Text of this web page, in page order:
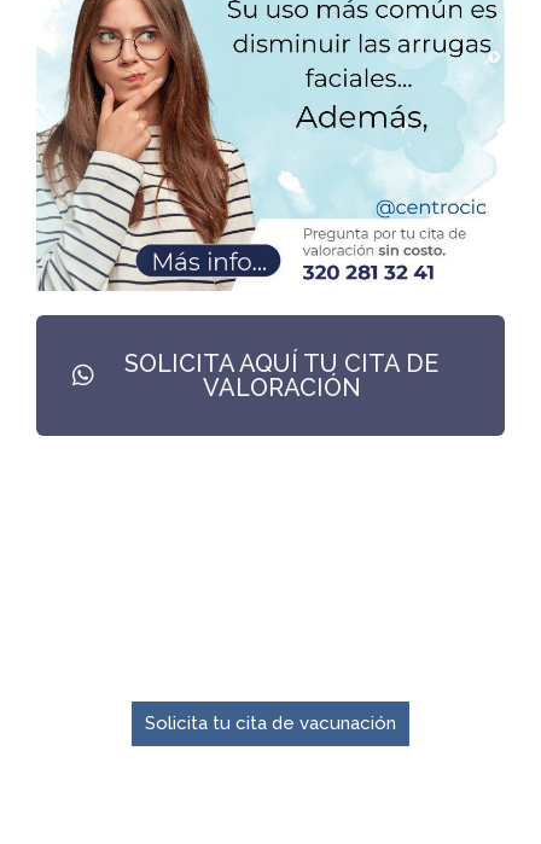
SOLICITA AQUÍ TU CITA DE
VALORACIÓN
Solicita tu cita de vacunación